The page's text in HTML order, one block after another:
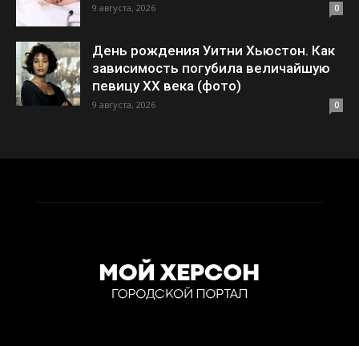
9 августа, 2026 0
День рождения Уитни Хьюстон. Как
зависимость погубила величайшую
певицу XX века (фото)
9 августа, 2026 0